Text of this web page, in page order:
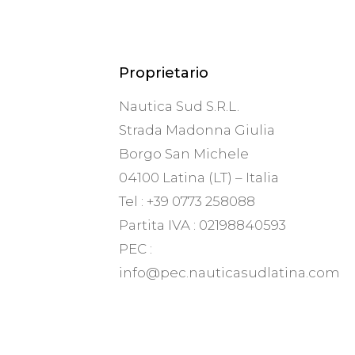
Proprietario
Nautica Sud S.R.L.
Strada Madonna Giulia
Borgo San Michele
04100 Latina (LT) – Italia
Tel : +39 0773 258088
Partita IVA : 02198840593
PEC :
info@pec.nauticasudlatina.com